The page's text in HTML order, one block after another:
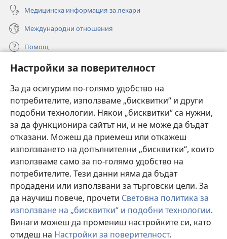
Настройки за поверителност
За да осигурим по-голямо удобство на
потребителите, използваме „бисквитки“ и други
подобни технологии. Някои „бисквитки“ са нужни,
за да функционира сайтът ни, и не може да бъдат
отказани. Можеш да приемеш или откажеш
използването на допълнителни „бисквитки“, които
използваме само за по-голямо удобство на
потребителите. Тези данни няма да бъдат
продадени или използвани за търговски цели. За
да научиш повече, прочети Световна политика за
използване на „бисквитки“ и подобни технологии.
Винаги можеш да промениш настройките си, като
отидеш на Настройки за поверителност.
Медицинска информация за лекари
Международни отношения
Помощ
Дарения
нов
прозорец)ОНЛАЙН БИБЛИОТЕКА „Стражева кула“
(отваря
нов
прозорец)
JW Hub
(отваря
нов
прозорец)JW Library
Watchtower Library ®
Copyright© 2026 Watch Tower Bible and Tract Society of Pennsylvania.
УСЛОВИЯ ЗА ПОЛЗВАНЕ|ПОЛИТИКА ЗА ПОВЕРИТЕЛНОСТ